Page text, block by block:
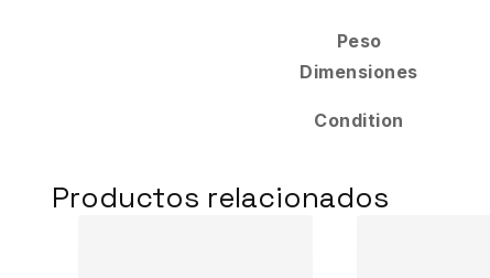
Peso
Dimensiones
Condition
Productos relacionados